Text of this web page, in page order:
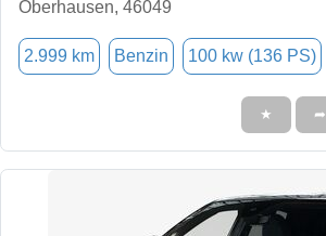
Oberhausen, 46049
2.999 km Benzin 100 kw (136 PS)
★ ➦